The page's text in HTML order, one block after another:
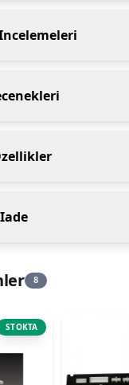
8
STOKTA